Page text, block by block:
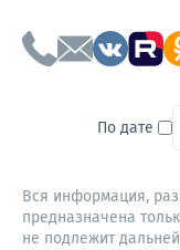
По дате
Вся информация,
предназначена
не подлежит